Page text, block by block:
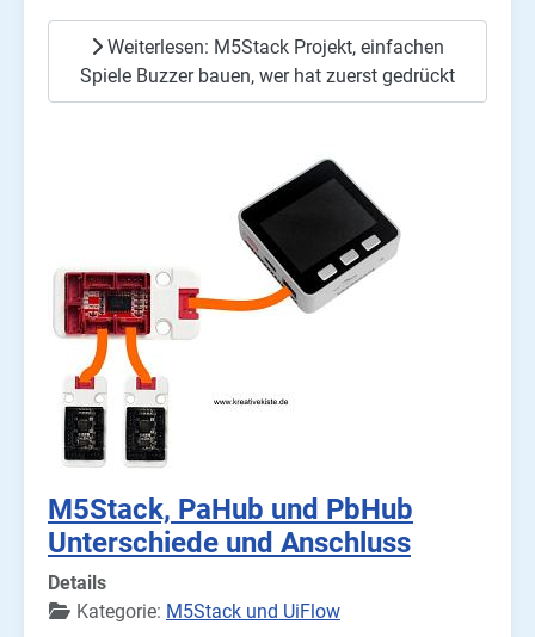
Weiterlesen: M5Stack Projekt, einfachen
Spiele Buzzer bauen, wer hat zuerst gedrückt
M5Stack, PaHub und PbHub
Unterschiede und Anschluss
Details
Kategorie: M5Stack und UiFlow